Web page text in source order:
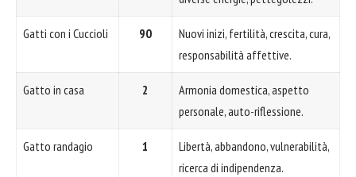
Gatti con i Cuccioli 90
Nuovi inizi, fertilità, crescita, cura,
responsabilità affettive.
Gatto in casa 2
Armonia domestica, aspetto
personale, auto-riflessione.
Gatto randagio 1
Libertà, abbandono, vulnerabilità,
ricerca di indipendenza.